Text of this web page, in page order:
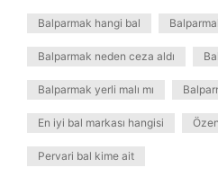
Balparmak hangi bal
Balparmak neden ceza aldı
Balparmak yerli malı mı
En iyi bal markası hangisi
Pervari bal kime ait